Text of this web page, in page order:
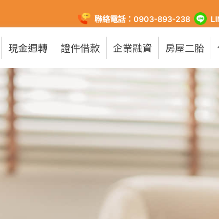
聯絡電話：0903-893-238
現金週轉 證件借款 企業融資 房屋二胎